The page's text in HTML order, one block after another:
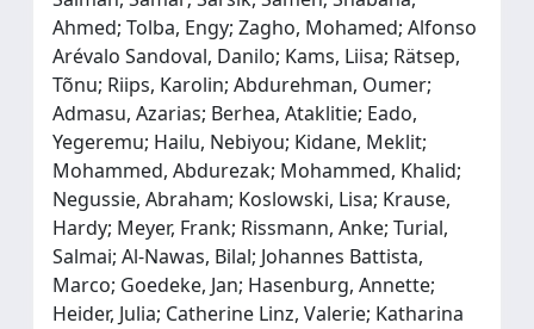
Ahmed; Tolba, Engy; Zagho, Mohamed; Alfonso
Arévalo Sandoval, Danilo; Kams, Liisa; Rätsep,
Tõnu; Riips, Karolin; Abdurehman, Oumer;
Admasu, Azarias; Berhea, Ataklitie; Eado,
Yegeremu; Hailu, Nebiyou; Kidane, Meklit;
Mohammed, Abdurezak; Mohammed, Khalid;
Negussie, Abraham; Koslowski, Lisa; Krause,
Hardy; Meyer, Frank; Rissmann, Anke; Turial,
Salmai; Al-Nawas, Bilal; Johannes Battista,
Marco; Goedeke, Jan; Hasenburg, Annette;
Heider, Julia; Catherine Linz, Valerie; Katharina